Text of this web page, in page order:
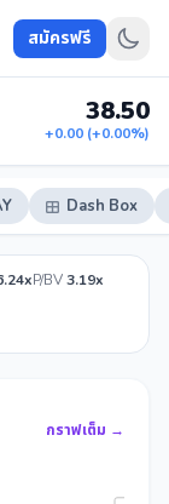
สมัครฟรี
38.50
+0.00 (+0.00%)
Dash Box
P/BV3.19x
กราฟเต็ม →